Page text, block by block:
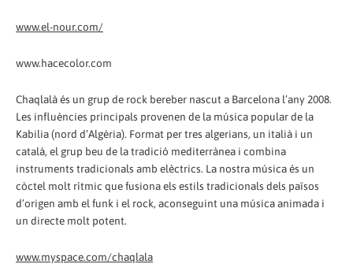
www.el-nour.com/
www.hacecolor.com
Chaqlalà és un grup de rock bereber nascut a Barcelona l’any 2008.
Les influències principals provenen de la música popular de la
Kabilia (nord d’Algèria). Format per tres algerians, un italià i un
català, el grup beu de la tradició mediterrànea i combina
instruments tradicionals amb elèctrics. La nostra música és un
còctel molt rítmic que fusiona els estils tradicionals dels països
d’origen amb el funk i el rock, aconseguint una música animada i
un directe molt potent.
www.myspace.com/chaqlala